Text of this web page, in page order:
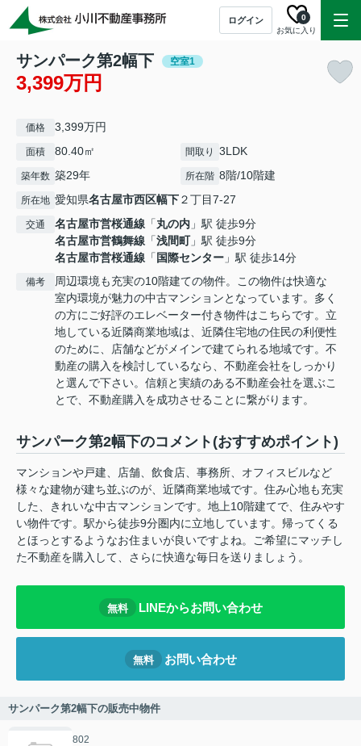
ログイン
お気に入り
0
サンパーク第2幅下 空室1
3,399万円
価格 3,399万円
面積 80.40㎡ 間取り 3LDK
築年数 築29年 所在階 8階/10階建
所在地 愛知県名古屋市西区幅下２丁目7-27
交通 名古屋市営桜通線 「丸の内 」駅 徒歩9分
名古屋市営鶴舞線 「浅間町」駅 徒歩9分
名古屋市営桜通線 「 国際センター 」駅 徒歩14分
備考
周辺環境も充実の10階建ての物件。この物件は快適な
室内環境が魅力の中古マンションとなっています。多く
の方にご好評のエレベーター付き物件はこちらです。立
地している近隣商業地域は、近隣住宅地の住民の利便性
のために、店舗などがメインで建てられる地域です。不
動産の購入を検討しているなら、不動産会社をしっかり
と選んで下さい。信頼と実績のある不動産会社を選ぶこ
とで、不動産購入を成功させることに繋がります。
サンパーク第2幅下のコメント(おすすめポイント)
マンションや戸建、店舗、飲食店、事務所、オフィスビルなど
様々な建物が建ち並ぶのが、近隣商業地域です。住み心地も充実
した、きれいな中古マンションです。地上10階建てで、住みやす
い物件です。駅から徒歩9分圏内に立地しています。帰ってくる
とほっとするようなお住まいが良いですよね。ご希望にマッチし
た不動産を購入して、さらに快適な毎日を送りましょう。
無料 LINEからお問い合わせ
無料 お問い合わせ
サンパーク第2幅下の販売中物件
802